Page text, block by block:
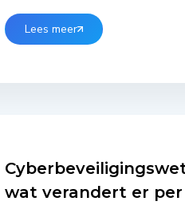
Lees meer
wat verandert er per